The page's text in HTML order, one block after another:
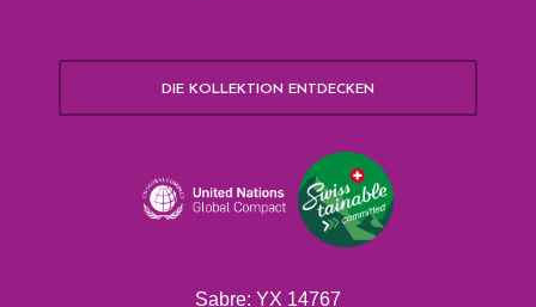
DIE KOLLEKTION ENTDECKEN
Sabre: YX 14767